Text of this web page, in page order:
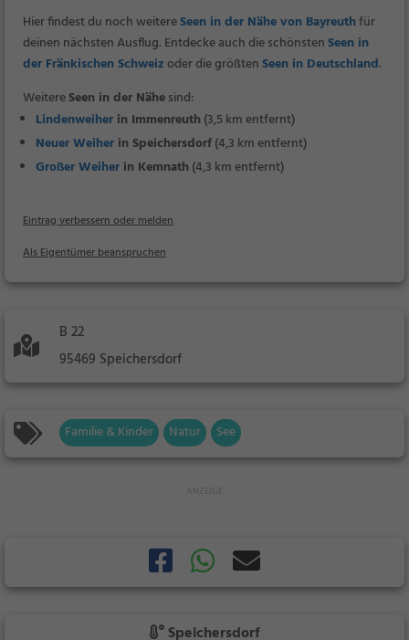
Hier findest du noch weitereSeen in der Nähe von Bayreuthfür
deinen nächsten Ausflug. Entdecke auch die schönstenSeen in
der Fränkischen Schweizoder die größtenSeen in Deutschland.
WeitereSeen in der Nähesind:
Lindenweiher in Immenreuth (3,5 km entfernt)
Neuer Weiher in Speichersdorf(4,3 km entfernt)
Großer Weiher in Kemnath (4,3 km entfernt)
Eintrag verbessern oder melden
Als Eigentümer beanspruchen
B 22
95469 Speichersdorf
Familie & Kinder Natur See
Speichersdorf